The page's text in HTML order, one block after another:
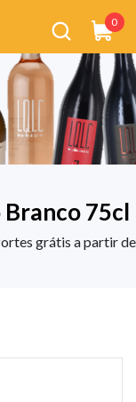
0
75cl
grátis a partir de